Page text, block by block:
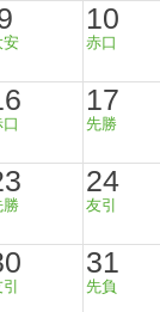
安
10
赤口
17
先勝
勝
24
友引
31
先負